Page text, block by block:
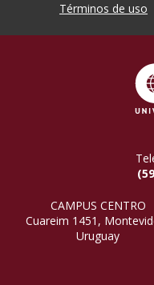
Términos de uso
CAMPUS CENTRO
Cuareim 1451,
Uruguay